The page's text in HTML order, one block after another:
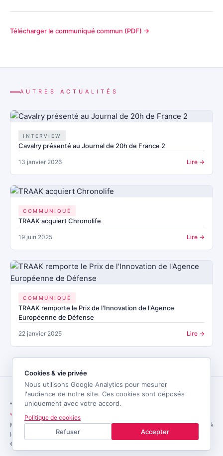
Télécharger le communiqué commun (PDF) →
AUTRES ACTUALITÉS
INTERVIEW
Cavalry présenté au Journal de 20h de France 2
13 janvier 2026 Lire →
COMMUNIQUÉ
TRAAK acquiert Chronolife
19 juin 2025 Lire →
COMMUNIQUÉ
TRAAK remporte le Prix de l'Innovation de l'Agence
Européenne de Défense
22 janvier 2025 Lire →
Mentions
légales
Politique de
confidentialité
CookiesCGUPlan du
site
Accessibilité
© 2026 TRAAK · Conçu en France
Cookies & vie privée
Nous utilisons Google Analytics pour mesurer
l'audience de notre site. Ces cookies sont déposés
uniquement avec votre accord.
Politique de cookies
Refuser Accepter